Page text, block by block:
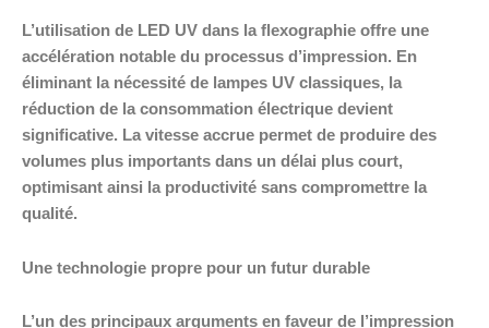
L’utilisation de LED UV dans la flexographie offre une
accélération notable du processus d’impression. En
éliminant la nécessité de lampes UV classiques, la
réduction de la consommation électrique devient
significative. La vitesse accrue permet de produire des
volumes plus importants dans un délai plus court,
optimisant ainsi la productivité sans compromettre la
qualité.
Une technologie propre pour un futur durable
L’un des principaux arguments en faveur de l’impression